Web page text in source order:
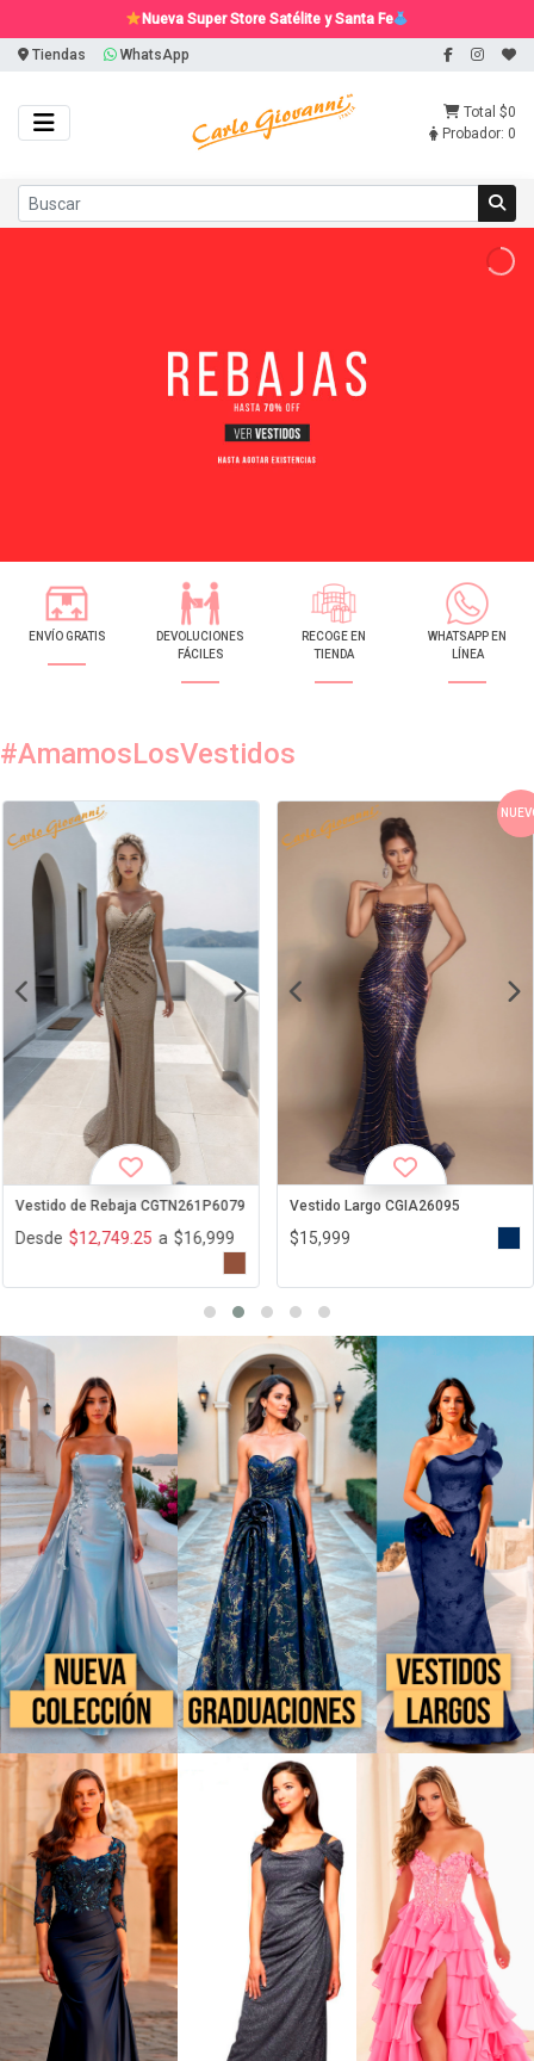
Nueva Super Store Satélite y Santa Fe
Tiendas WhatsApp
Total $0
Probador: 0
ENVÍO GRATIS
DEVOLUCIONES
FÁCILES
RECOGE EN
TIENDA
WHATSAPP EN
LÍNEA
#AmamosLosVestidos
Vestido de Rebaja CGTN261P6079
Desde $12,749.25 a $16,999
Vestido Largo CGIA26095
$15,999